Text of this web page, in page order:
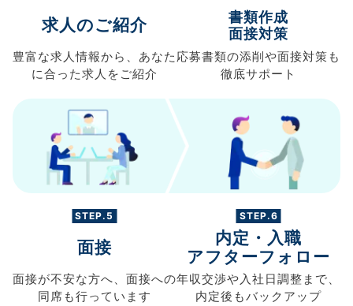
求人のご紹介
豊富な求人情報から、 あなた
に合った求人を ご紹介
書類作成
面接対策
応募書類の添削や面接対策も
徹底サポート
STEP.5
面接
面接が不安な方へ、 面接への
同席も行っています
STEP.6
内定・入職
アフターフォロー
年収交渉や入社日調整まで、
内定後もバックアップ